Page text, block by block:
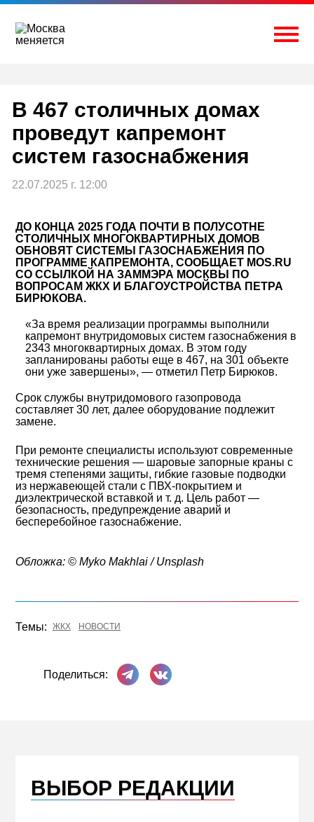
Перейти
содержимому
В 467 столичных домах
проведут капремонт
систем газоснабжения
22.07.2025 г. 12:00
ДО КОНЦА 2025 ГОДА ПОЧТИ В ПОЛУСОТНЕ
СТОЛИЧНЫХ МНОГОКВАРТИРНЫХ ДОМОВ
ОБНОВЯТ СИСТЕМЫ ГАЗОСНАБЖЕНИЯ ПО
ПРОГРАММЕ КАПРЕМОНТА, СООБЩАЕТ MOS.RU
СО ССЫЛКОЙ НА ЗАММЭРА МОСКВЫ ПО
ВОПРОСАМ ЖКХ И БЛАГОУСТРОЙСТВА ПЕТРА
БИРЮКОВА.
«За время реализации программы выполнили
капремонт внутридомовых систем газоснабжения в
2343 многоквартирных домах. В этом году
запланированы работы еще в 467, на 301 объекте
они уже завершены», — отметил Петр Бирюков.
Срок службы внутридомового газопровода
составляет 30 лет, далее оборудование подлежит
замене.
При ремонте специалисты используют современные
технические решения — шаровые запорные краны с
тремя степенями защиты, гибкие газовые подводки
из нержавеющей стали с ПВХ-покрытием и
диэлектрической вставкой и т. д. Цель работ —
безопасность, предупреждение аварий и
бесперебойное газоснабжение.
Обложка: © Myko Makhlai / Unsplash
Темы: ЖКХ НОВОСТИ
Поделиться:
Поделиться в Телеграме
Поделиться ВКонтакте
ВЫБОР РЕДАКЦИИ